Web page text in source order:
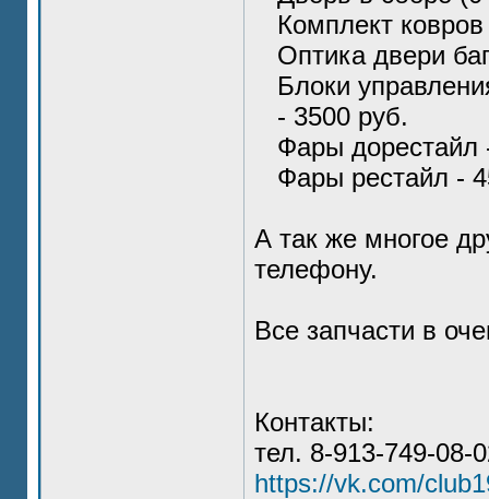
Комплект
Оптика двери
Блоки
- 3500 руб.
Фары дорестайл
Фары рестайл -
А так же многое
телефону.
Все запчасти в
Контакты:
тел. 8-913-749-08-
https://vk.com/